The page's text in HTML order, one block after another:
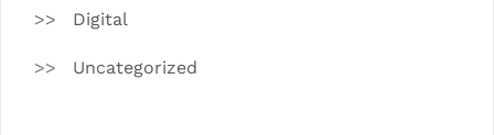
Digital
Uncategorized